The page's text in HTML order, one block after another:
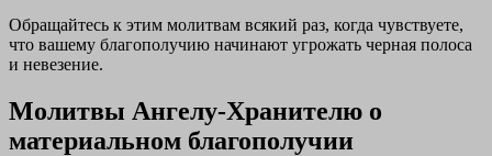
Обращайтесь к этим молитвам всякий раз, когда чувствуете,
что вашему благополучию начинают угрожать черная полоса
и невезение.
Молитвы Ангелу-Хранителю о
материальном благополучии